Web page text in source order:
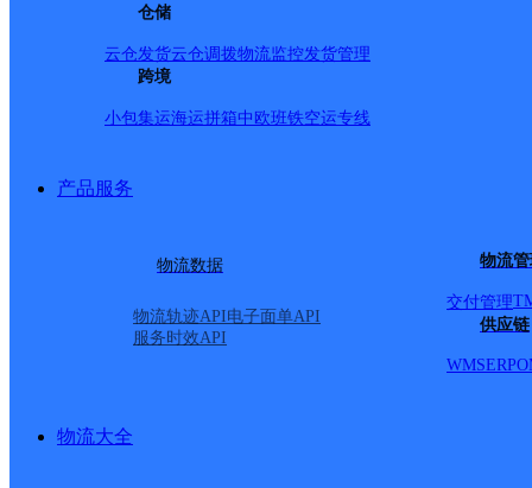
仓储
云仓发货云仓调拨物流监控发货管理
跨境
小包集运海运拼箱中欧班铁空运专线
产品服务
物流数据
物流轨迹API电子面单API
服务时效API
物流
交付管理
供应链
WMSERP
物流大全
朝阳村；陶里村；增大村；曙光村；光明村；丈午村；齐
797天马星；中安创业园；天圣控股；新开河1号；兴美
园；齐贤中心小学；羊山路；齐贤老街；齐贤新街；齐贤